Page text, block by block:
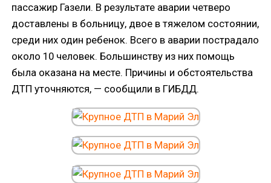
пассажир Газели. В результате аварии четверо
доставлены в больницу, двое в тяжелом состоянии,
среди них один ребенок. Всего в аварии пострадало
около 10 человек. Большинству из них помощь
была оказана на месте. Причины и обстоятельства
ДТП уточняются, — сообщили в ГИБДД.